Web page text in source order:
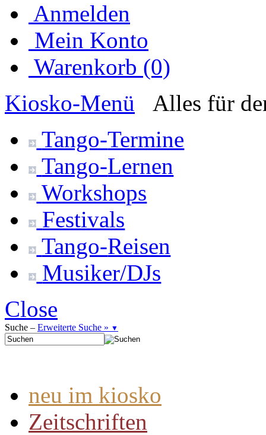
Anmelden
Mein Konto
Warenkorb (0)
Kiosko-Menü
Alles für
Tango-Termine
Tango-Lernen
Workshops
Festivals
Tango-Reisen
Musiker/DJs
Close
Suche – Erweiterte Suche » ▼
neu im kiosko
Zeitschriften